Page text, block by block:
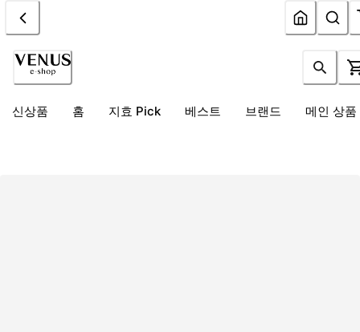
신상품 홈 지효 Pick 베스트 브랜드 메인 상품